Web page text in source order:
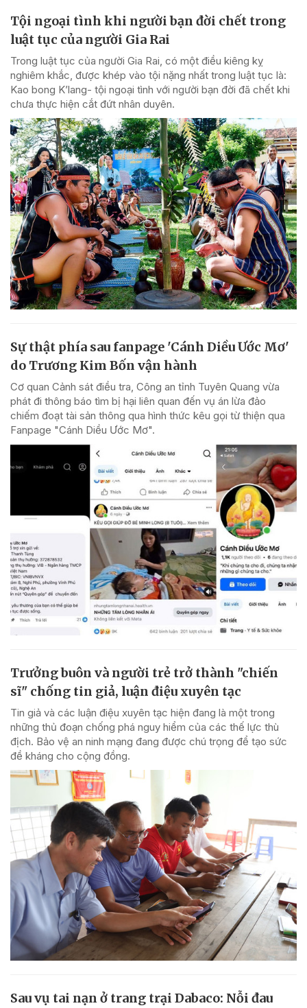
Tội ngoại tình khi người bạn đời chết trong
luật tục của người Gia Rai
Trong luật tục của người Gia Rai, có một điều kiêng kỵ
nghiêm khắc, được khép vào tội nặng nhất trong luật tục là:
Kao bong K’lang- tội ngoại tình với người bạn đời đã chết khi
chưa thực hiện cắt đứt nhân duyên.
Sự thật phía sau fanpage 'Cánh Diều Ước Mơ'
do Trương Kim Bốn vận hành
Cơ quan Cảnh sát điều tra, Công an tỉnh Tuyên Quang vừa
phát đi thông báo tìm bị hại liên quan đến vụ án lừa đảo
chiếm đoạt tài sản thông qua hình thức kêu gọi từ thiện qua
Fanpage "Cánh Diều Ước Mơ".
Trưởng buôn và người trẻ trở thành "chiến
sĩ" chống tin giả, luận điệu xuyên tạc
Tin giả và các luận điệu xuyên tạc hiện đang là một trong
những thủ đoạn chống phá nguy hiểm của các thế lực thù
địch. Bảo vệ an ninh mạng đang được chú trọng để tạo sức
đề kháng cho cộng đồng.
Sau vụ tai nạn ở trang trại Dabaco: Nỗi đau